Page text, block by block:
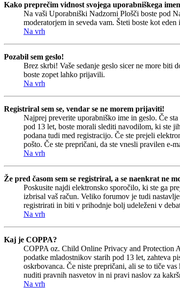
Kako preprečim vidnost svojega uporabniškega
Na vaši Uporabniški Nadzorni Plošči boste pod
moderatorjem in seveda vam. Šteti boste kot
Na vrh
Pozabil sem geslo!
Brez skrbi! Vaše sedanje geslo sicer ne more biti
boste zopet lahko prijavili.
Na vrh
Registriral sem se, vendar se ne morem prijaviti!
Najprej preverite uporabniško ime in geslo. Če
pod 13 let, boste morali slediti navodilom, ki ste
podana tudi med registracijo. Če ste prejeli
pošto. Če ste prepričani, da ste vnesli pravilen e-
Na vrh
Že pred časom sem se registriral, a se naenkrat ne
Poskusite najdi elektronsko sporočilo, ki ste ga
izbrisal vaš račun. Veliko forumov je tudi
registrirati in biti v prihodnje bolj udeleženi v
Na vrh
Kaj je COPPA?
COPPA oz. Child Online Privacy and Protection
podatke mladostnikov starih pod 13 let, zahteva
oskrbovanca. Če niste prepričani, ali se to tiče
nuditi pravnih nasvetov in ni pravi naslov za
Na vrh